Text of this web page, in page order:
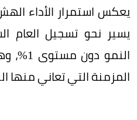
يعكس استمرار الأداء
يسير نحو تسجيل العام
النمو
المزمنة التي تعاني منها